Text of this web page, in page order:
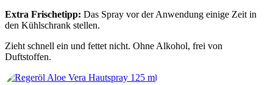
Extra Frischetipp: Das Spray vor der Anwendung einige Zeit in
den Kühlschrank stellen.
Zieht schnell ein und fettet nicht. Ohne Alkohol, frei von
Duftstoffen.